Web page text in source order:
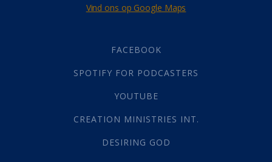
Gebed(87)
Die Onse Vader(12)
God(392)
Afgode(23)
Almag(1)
Alomteenwoordig
Vind ons op Google Maps
FACEBOOK
SPOTIFY FOR PODCASTERS
YOUTUBE
CREATION MINISTRIES INT.
DESIRING GOD